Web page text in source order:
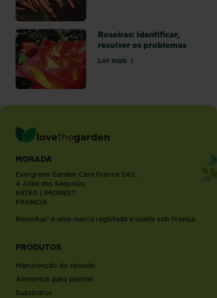
Roseiras: identificar,
resolver os problemas
Ler maissobre Roseiras: identificar,
lovethegarden
MORADA
Evergreen Garden Care France SAS,
4 Allée des Séquoias
69760 LIMONEST
FRANCIA
Roundup® é uma marca registada e usada sob licença.
PRODUTOS
Manutenção do relvado
Alimentos para plantas
Substratos